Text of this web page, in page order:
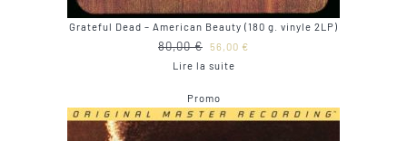
Grateful Dead – American Beauty (180 g. vinyle 2LP)
80,00€
Le
prix
était :
80,00 €.
56,00 €
56,00 €.
Lire la suite
PromoProduit
en